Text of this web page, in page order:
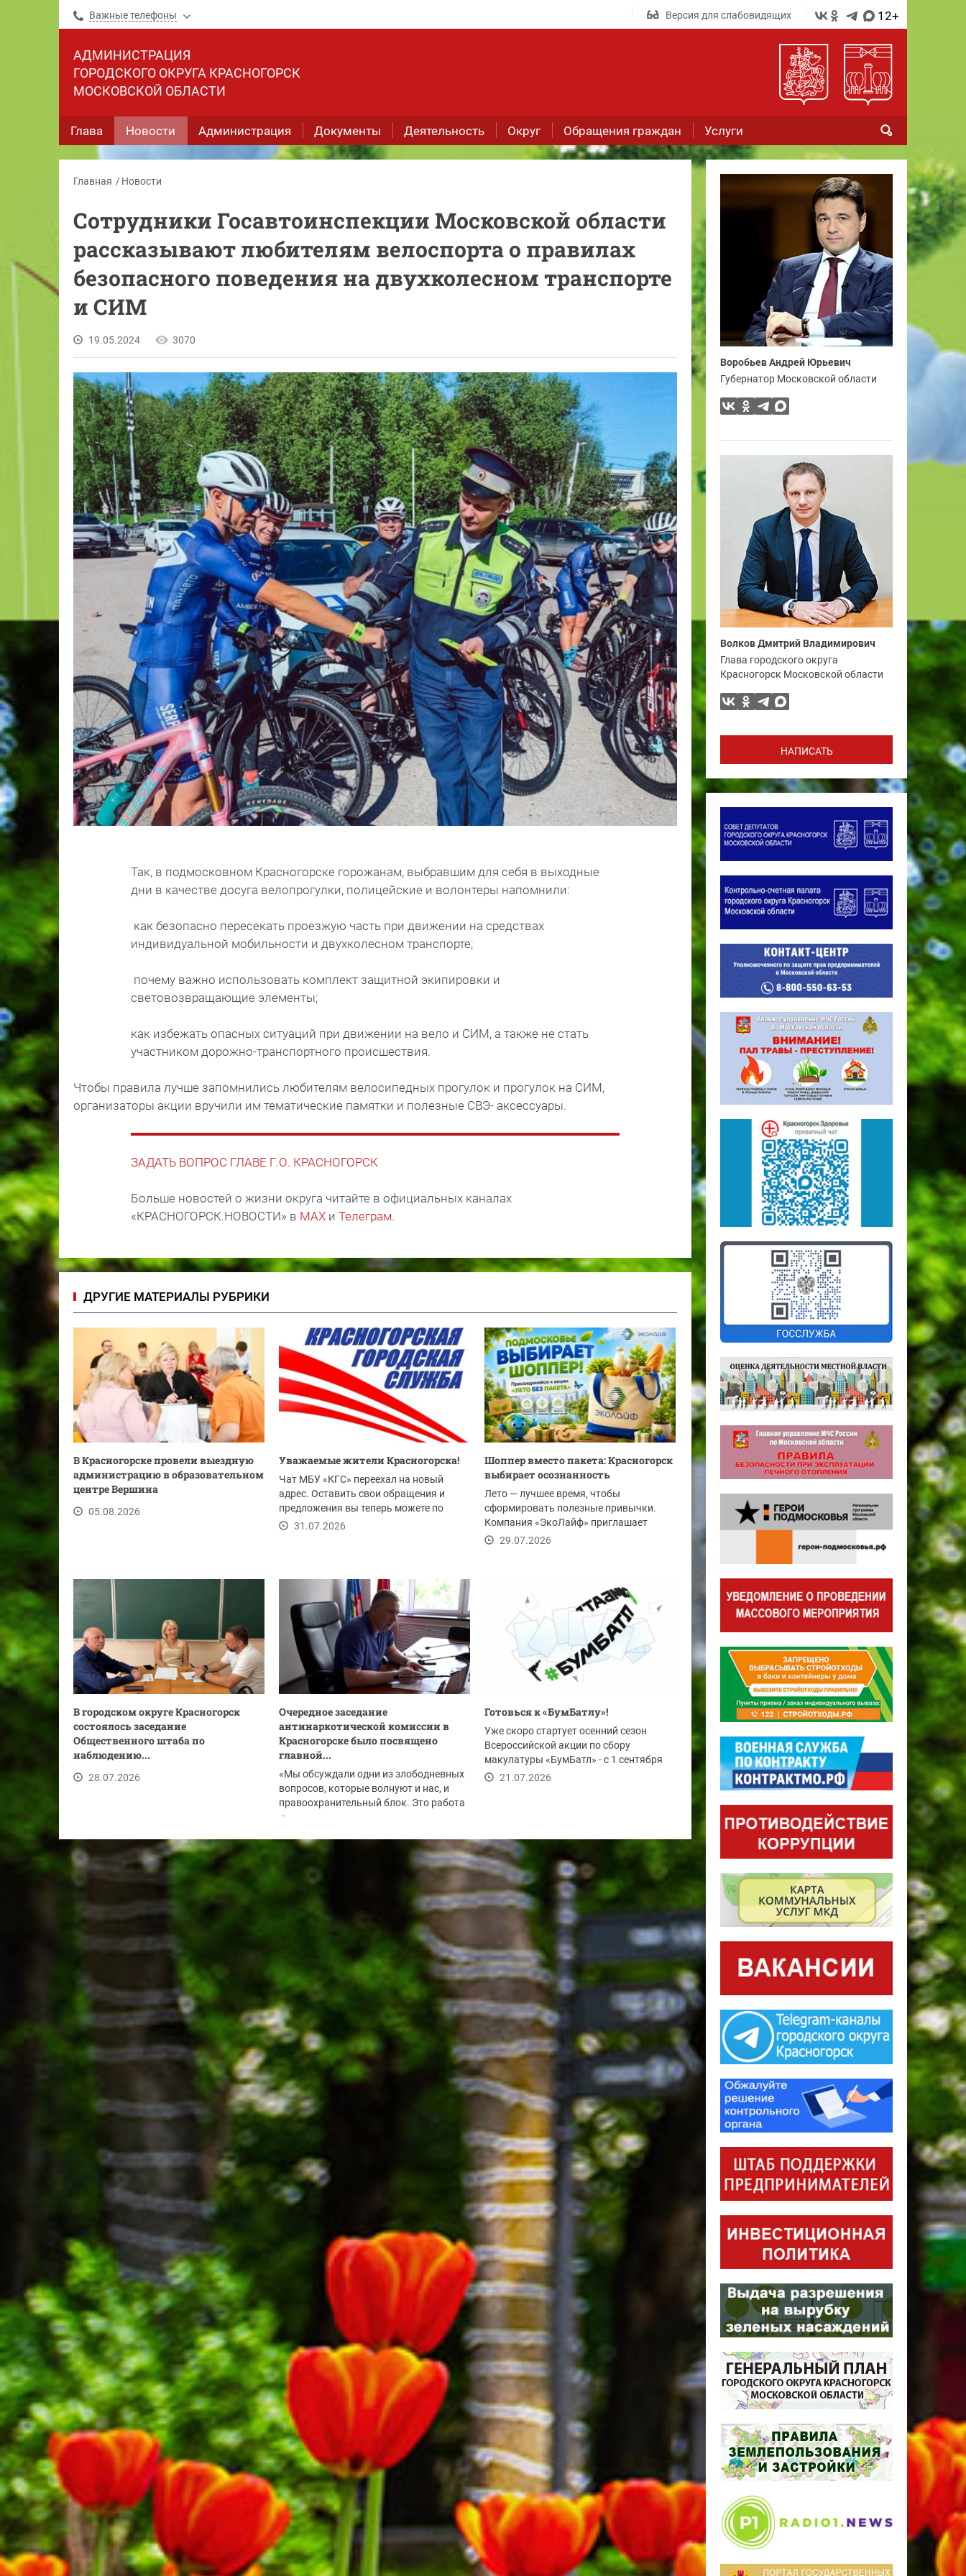
Важные телефоны Версия для слабовидящих 12+
АДМИНИСТРАЦИЯ
ГОРОДСКОГО ОКРУГА КРАСНОГОРСК
МОСКОВСКОЙ ОБЛАСТИ
Глава Новости Администрация Документы Деятельность Округ Обращения граждан Услуги
Главная Новости
Сотрудники Госавтоинспекции Московской области
рассказывают любителям велоспорта о правилах
безопасного поведения на двухколесном транспорте
и СИМ
19.05.2024 3070
Так, в подмосковном Красногорске горожанам, выбравшим для себя в выходные
дни в качестве досуга велопрогулки, полицейские и волонтеры напомнили:
как безопасно пересекать проезжую часть при движении на средствах
индивидуальной мобильности и двухколесном транспорте;
почему важно использовать комплект защитной экипировки и
световозвращающие элементы;
как избежать опасных ситуаций при движении на вело и СИМ, а также не стать
участником дорожно-транспортного происшествия.
Чтобы правила лучше запомнились любителям велосипедных прогулок и прогулок на СИМ,
организаторы акции вручили им тематические памятки и полезные СВЭ- аксессуары.
ЗАДАТЬ ВОПРОС ГЛАВЕ Г.О. КРАСНОГОРСК
Больше новостей о жизни округа читайте в официальных каналах
«КРАСНОГОРСК.НОВОСТИ» в MAX и Телеграм.
ДРУГИЕ МАТЕРИАЛЫ РУБРИКИ
В Красногорске провели выездную
администрацию в образовательном
центре Вершина
05.08.2026
Уважаемые жители Красногорска!
Чат МБУ «КГС» переехал на новый
адрес. Оставить свои обращения и
предложения вы теперь можете по
ссылке.
31.07.2026
Шоппер вместо пакета: Красногорск
выбирает осознанность
Лето — лучшее время, чтобы
сформировать полезные привычки.
Компания «ЭкоЛайф» приглашает
жителей Красногорска и всего...
29.07.2026
В городском округе Красногорск
состоялось заседание
Общественного штаба по
наблюдению...
28.07.2026
Очередное заседание
антинаркотической комиссии в
Красногорске было посвящено
главной...
«Мы обсуждали одни из злободневных
вопросов, которые волнуют и нас, и
правоохранительный блок. Это работа
по...
Готовься к «БумБатлу»!
Уже скоро стартует осенний сезон
Всероссийской акции по сбору
макулатуры «БумБатл» - с 1 сентября
по 30 ноября. Акция...
21.07.2026
Воробьев Андрей Юрьевич
Губернатор Московской области
Волков Дмитрий Владимирович
Глава городского округа
Красногорск Московской области
НАПИСАТЬ